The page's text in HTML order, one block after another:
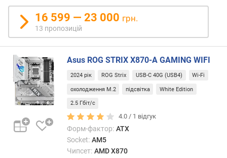
A
(
ш
т
.
)
M
.
2
о
з
16 599 — 23 000 грн.
13 пропозицій
Asus ROG STRIX X870-A GAMING WIFI
2024 рік ROG Strix USB-C 40G (USB4) Wi-Fi
охолодження M.2 підсвітка White Edition
2.5 Гбіт/с
4.0 / 1 відгук
Форм-фактор: ATX
Socket: AM5
Чипсет: AMD X870